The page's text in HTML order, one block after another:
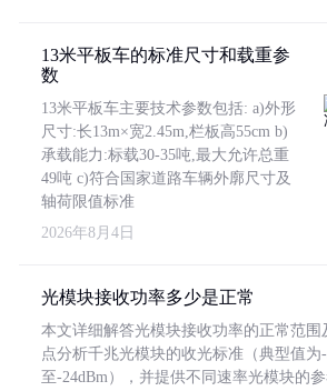
13米平板车的标准尺寸和载重参
数
13米平板车主要技术参数包括: a)外形
尺寸:长13m×宽2.45m,栏板高55cm b)
承载能力:标载30-35吨,最大允许总重
49吨 c)符合国家道路车辆外廓尺寸及
轴荷限值标准
2026年8月4日
光模块接收功率多少是正常
本文详细解答光模块接收功率的正常范围
点分析千兆光模块的收光标准（典型值为
至-24dBm），并提供不同速率光模块的